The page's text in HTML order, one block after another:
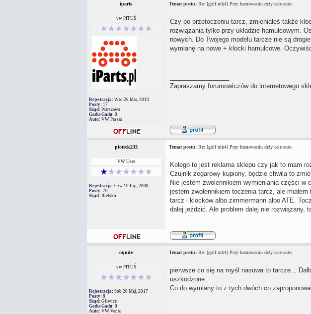
iparts Temat postu:Re: [golf mk4] Przy hamowaniu drży całe auto
vw PITUŚ
Rejestracja: Wto 26 Mar, 2013
Posty: 17
Skąd: Warszawa
Gadu-Gadu: 0
Auto: VW Passat
Czy po przetoczeniu tarcz, zmieniałeś także
rozwiązania tylko przy układzie hamulcowym.
nowych. Do Twojego modelu tarcze nie są drogie
wymianę na nowe + klocki hamulcowe.
Zapraszamy forumowiczów do internetowego
piotrek233 Temat postu:Re: [golf mk4] Przy hamowaniu drży całe auto
VW User
Rejestracja: Czw 10 Lip, 2008
Posty: 70
Skąd: Bielsko
Kolego to jest reklama sklepu czy jak to mam
Czujnik zegarowy kupiony, będzie chwila to
Nie jestem zwolennikiem wymieniania części w
jestem zwolennikiem toczenia tarcz, ale
tarcz i klocków albo zimmermann albo ATE.
dalej jeździć. Ale problem dalej nie rozwiązany,
oqude Temat postu:Re: [golf mk4] Przy hamowaniu drży całe auto
vw PITUŚ
Rejestracja: Sob 20 Maj, 2017
Posty: 8
Skąd: Gliwice
Gadu-Gadu: 0
Auto: VW Vento
pierwsze co się na myśl nasuwa to tarcze...
uszkodzone.
Co do wymiany to z tych dwóch co